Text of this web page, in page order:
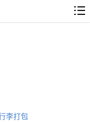
李打包